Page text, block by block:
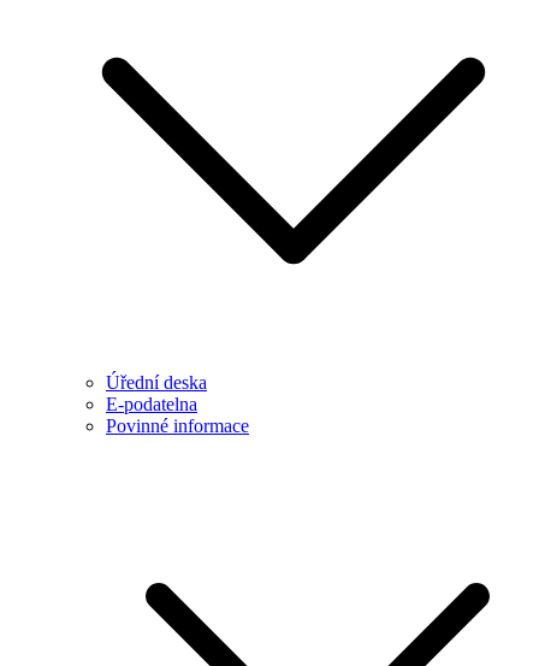
Úřední deska
E-podatelna
Povinné informace